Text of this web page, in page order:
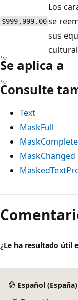
$999,999.00
Los
se
sus
Se aplica a
Consulte
Text
MaskFull
MaskChanged
¿Le ha resultado útil
Español (España)